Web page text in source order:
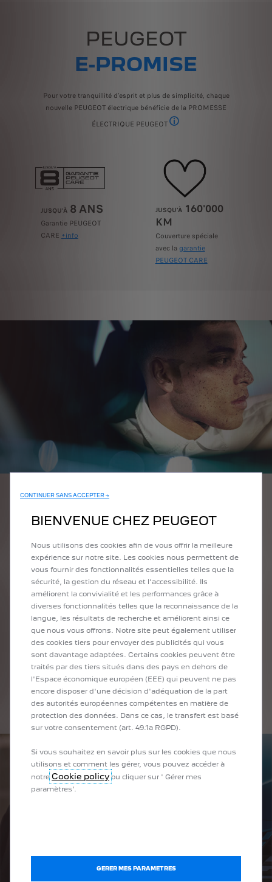
PEUGEOT
E-PROMISE
Pour votre tranquillité d’esprit et plus de simplicité, chaque
nouvelle PEUGEOT électrique bénéficie de la PROMESSE
ÉLECTRIQUE PEUGEOT
JUSQU'À8 ANS
Garantie PEUGEOT
CARE +info
JUSQU'À 160'000
KM
Couverture spéciale
avec la garantie
PEUGEOT CARE
LES OFFRES DU
MOMENT
Achetez la nouvelle PEUGEOT qui vous convient dans la
concession de votre choix.
CONTINUER SANS ACCEPTER →
BIENVENUE CHEZ PEUGEOT
Nous utilisons des cookies afin de vous offrir la meilleure
expérience sur notre site. Les cookies nous permettent de
vous fournir des fonctionnalités essentielles telles que la
sécurité, la gestion du réseau et l’accessibilité. Ils
améliorent la convivialité et les performances grâce à
diverses fonctionnalités telles que la reconnaissance de la
langue, les résultats de recherche et améliorent ainsi ce
que nous vous offrons. Notre site peut également utiliser
des cookies tiers pour envoyer des publicités qui vous
sont davantage adaptées. Certains cookies peuvent être
traités par des tiers situés dans des pays en dehors de
l'Espace économique européen (EEE) qui peuvent ne pas
encore disposer d'une décision d'adéquation de la part
des autorités européennes compétentes en matière de
protection des données. Dans ce cas, le transfert est basé
sur votre consentement (art. 49.1a RGPD).
Si vous souhaitez en savoir plus sur les cookies que nous
utilisons et comment les gérer, vous pouvez accéder à
notre Cookie policy ou cliquer sur ' Gérer mes
paramètres'.
GERER MES PARAMETRES